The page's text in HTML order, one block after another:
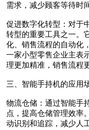
需求，减少顾客等待时
促进数字化转型‌：对于
转型的重要工具之一。
化、销售流程的自动化
一家小型零售企业主表
理更加精准，销售流程
三、智能手持机的应用
物流仓储‌：通过智能手
点，提高仓储管理效率
动识别和追踪，减少人